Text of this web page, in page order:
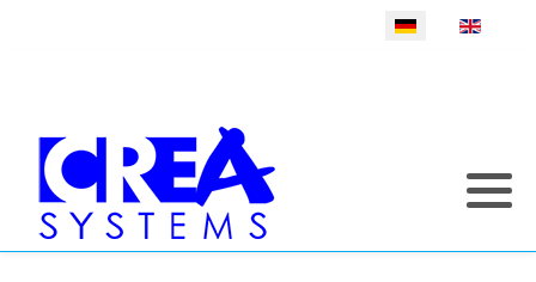
Sprache auswählen